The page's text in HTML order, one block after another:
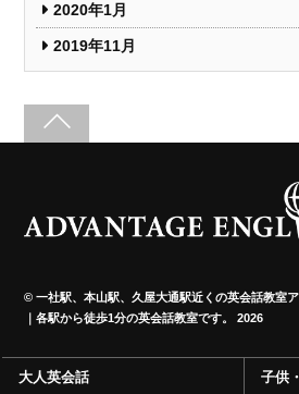
2020年1月
2019年11月
©一社駅、本山駅、久屋大通駅近くの英会話教室
｜各駅から徒歩1分の英会話教室です。
2026
大人英会話 子供